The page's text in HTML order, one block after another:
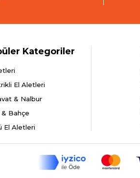
Kategoriler
El Aletleri
& Nalbur
Bahçe
El Aletleri